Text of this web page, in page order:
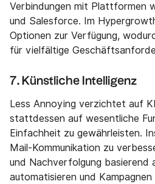
Verbindungen mit Plattformen
und Salesforce. Im
Optionen zur Verfügung,
für vielfältige
7. Künstliche Intelligenz
Less Annoying verzichtet auf
stattdessen auf wesentliche
Einfachheit zu gewährleisten.
Mail-Kommunikation zu
und Nachverfolgung basierend
automatisieren und